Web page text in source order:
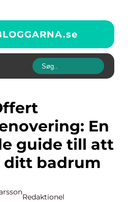
se
En
guide till att
ditt badrum
Redaktionel